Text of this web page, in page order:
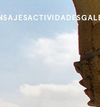
ACTIVIDADES